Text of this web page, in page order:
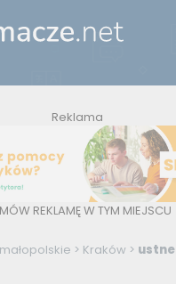
Reklama
REKLAMĘ W TYM MIEJSCU
małopolskie > Kraków > ustne